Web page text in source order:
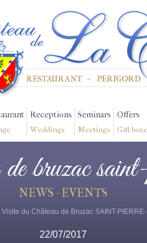
Receptions
Weddings
Seminars
Meetings
Offers
Gift
de bruzac
NEWS - EVENTS
du Château de Bruzac SAINT-
22/07/2017